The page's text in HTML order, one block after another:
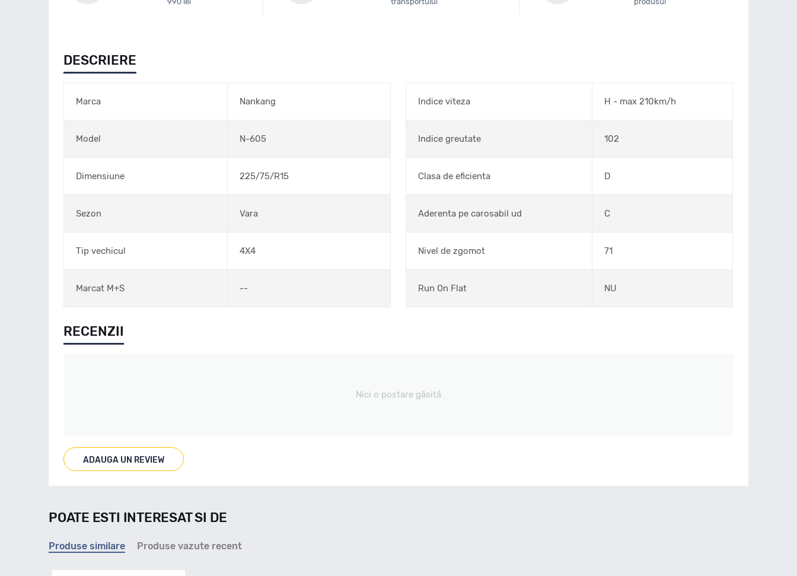
DESCRIERE
Marca Nankang
Model N-605
Dimensiune 225/75/R15
Sezon Vara
Tip vechicul 4X4
Marcat M+S --
Indice viteza H - max 210km/h
Indice greutate 102
Clasa de eficienta D
Aderenta pe carosabil ud C
Nivel de zgomot 71
Run On Flat NU
RECENZII
Nici o postare găsită
ADAUGA UN REVIEW
POATE ESTI INTERESAT SI DE
Produse similare Produse vazute recent